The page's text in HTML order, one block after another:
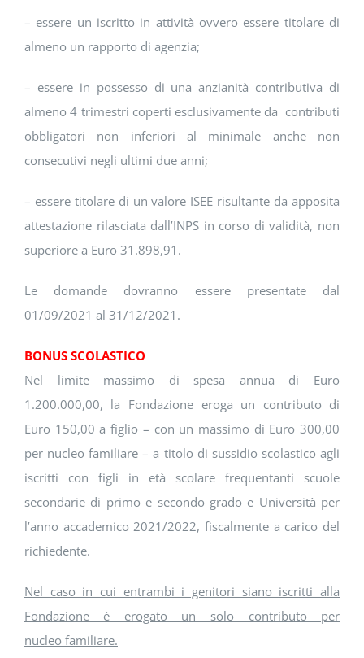
– essere un iscritto in attività ovvero essere titolare di
almeno un rapporto di agenzia;
– essere in possesso di una anzianità contributiva di
almeno 4 trimestri coperti esclusivamente da contributi
obbligatori non inferiori al minimale anche non
consecutivi negli ultimi due anni;
– essere titolare di un valore ISEE risultante da apposita
attestazione rilasciata dall’INPS in corso di validità, non
superiore a Euro 31.898,91.
Le domande dovranno essere presentate dal
01/09/2021 al 31/12/2021.
BONUS SCOLASTICO
Nel limite massimo di spesa annua di Euro
1.200.000,00, la Fondazione eroga un contributo di
Euro 150,00 a figlio – con un massimo di Euro 300,00
per nucleo familiare – a titolo di sussidio scolastico agli
iscritti con figli in età scolare frequentanti scuole
secondarie di primo e secondo grado e Università per
l’anno accademico 2021/2022, fiscalmente a carico del
richiedente.
Nel caso in cui entrambi i genitori siano iscritti alla
Fondazione è erogato un solo contributo per
nucleo familiare.